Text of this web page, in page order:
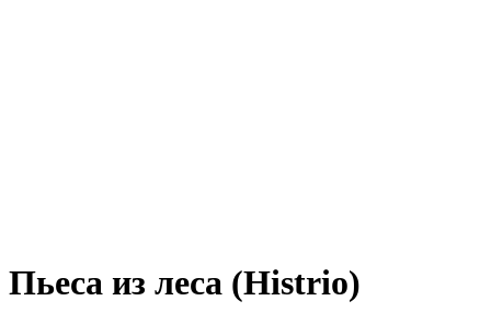
Пьеса из леса (Histrio)